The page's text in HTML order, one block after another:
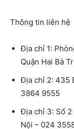
Thông tin liên hệ
Địa chỉ 1:
Quận Hai Bà
Địa chỉ 2: 435
3864 9555
Địa chỉ 3: Số 2
Nội – 024